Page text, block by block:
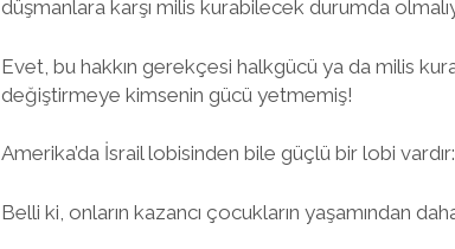
düşmanlara karşı milis kurabilecek durumda
Evet, bu hakkın gerekçesi halkgücü ya da milis
değiştirmeye kimsenin gücü yetmemiş!
Amerika’da İsrail lobisinden bile güçlü bir lobi
Belli ki, onların kazancı çocukların yaşamından